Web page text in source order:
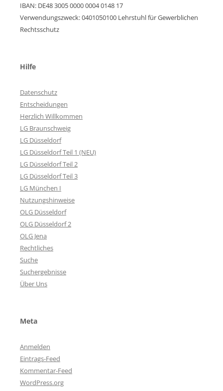
IBAN: DE48 3005 0000 0004 0148 17
Verwendungszweck: 0401050100 Lehrstuhl für Gewerblichen
Rechtsschutz
Hilfe
Datenschutz
Entscheidungen
Herzlich Willkommen
LG Braunschweig
LG Düsseldorf
LG Düsseldorf Teil 1 (NEU)
LG Düsseldorf Teil 2
LG Düsseldorf Teil 3
LG München I
Nutzungshinweise
OLG Düsseldorf
OLG Düsseldorf 2
OLG Jena
Rechtliches
Suche
Suchergebnisse
Über Uns
Meta
Anmelden
Eintrags-Feed
Kommentar-Feed
WordPress.org